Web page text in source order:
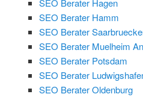
SEO Berater Hagen
SEO Berater Hamm
SEO Berater
SEO Berater Muelheim
SEO Berater Potsdam
SEO Berater
SEO Berater Oldenburg